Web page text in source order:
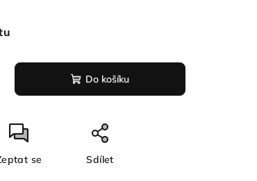
Do košíku
se Sdílet